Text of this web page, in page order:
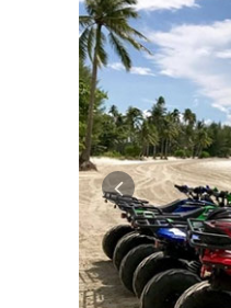
Предыдущая